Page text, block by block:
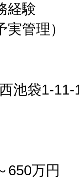
経験
管理）
池袋1-
650万円